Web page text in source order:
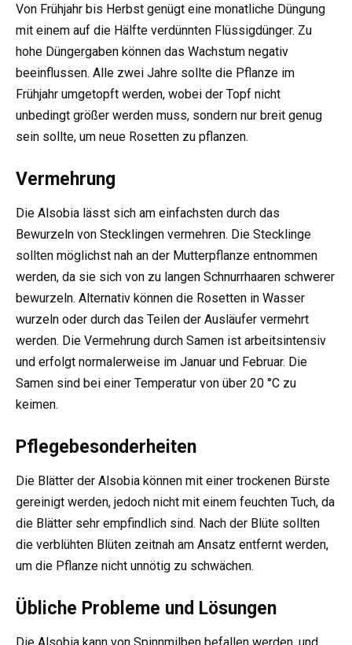
Von Frühjahr bis Herbst genügt eine monatliche Düngung
mit einem auf die Hälfte verdünnten Flüssigdünger. Zu
hohe Düngergaben können das Wachstum negativ
beeinflussen. Alle zwei Jahre sollte die Pflanze im
Frühjahr umgetopft werden, wobei der Topf nicht
unbedingt größer werden muss, sondern nur breit genug
sein sollte, um neue Rosetten zu pflanzen.
Vermehrung
Die Alsobia lässt sich am einfachsten durch das
Bewurzeln von Stecklingen vermehren. Die Stecklinge
sollten möglichst nah an der Mutterpflanze entnommen
werden, da sie sich von zu langen Schnurrhaaren schwerer
bewurzeln. Alternativ können die Rosetten in Wasser
wurzeln oder durch das Teilen der Ausläufer vermehrt
werden. Die Vermehrung durch Samen ist arbeitsintensiv
und erfolgt normalerweise im Januar und Februar. Die
Samen sind bei einer Temperatur von über 20 °C zu
keimen.
Pflegebesonderheiten
Die Blätter der Alsobia können mit einer trockenen Bürste
gereinigt werden, jedoch nicht mit einem feuchten Tuch, da
die Blätter sehr empfindlich sind. Nach der Blüte sollten
die verblühten Blüten zeitnah am Ansatz entfernt werden,
um die Pflanze nicht unnötig zu schwächen.
Übliche Probleme und Lösungen